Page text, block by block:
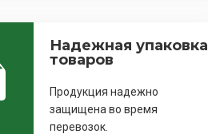
Надежная упаковка
товаров
Продукция надежно
защищена во время
перевозок.